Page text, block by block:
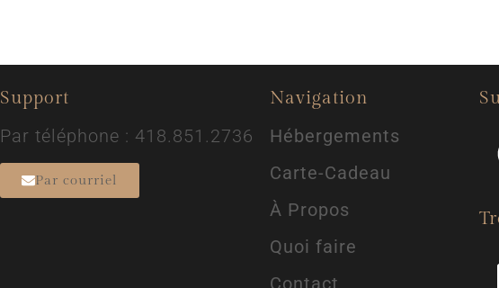
Support
Par téléphone : 418.851.2736
Par courriel
Navigation
Hébergements
Carte-Cadeau
À Propos
Quoi faire
Contact